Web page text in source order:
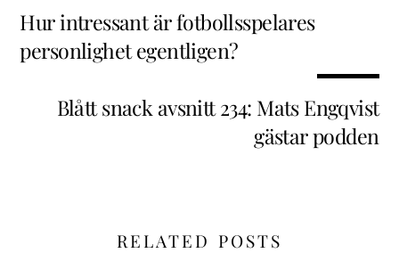
Hur intressant är fotbollsspelares
personlighet egentligen?
Blått snack avsnitt 234: Mats Engqvist
gästar podden
RELATED POSTS